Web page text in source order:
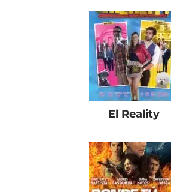
El Reality